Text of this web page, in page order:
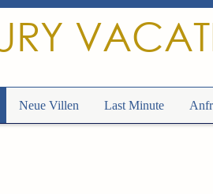
Neue Villen Last Minute